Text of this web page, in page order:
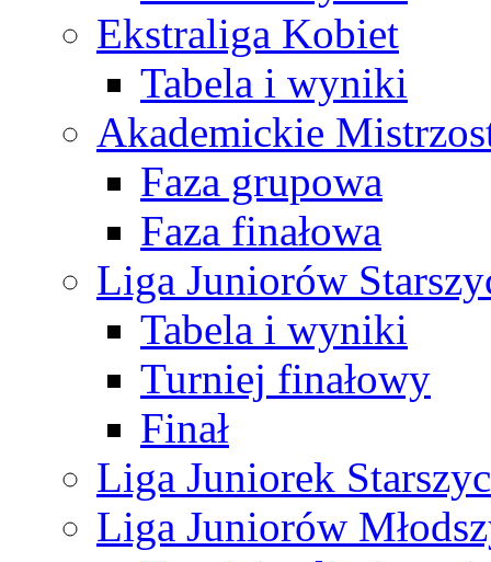
Ekstraliga Kobiet
Tabela i wyniki
Akademickie
Faza grupowa
Faza finałowa
Liga Juniorów
Tabela i wyniki
Turniej finałowy
Finał
Liga Juniorek
Liga Juniorów